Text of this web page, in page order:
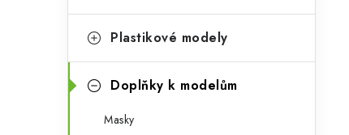
o
i
e
Plastikové modely
Doplňky k modelům
Masky